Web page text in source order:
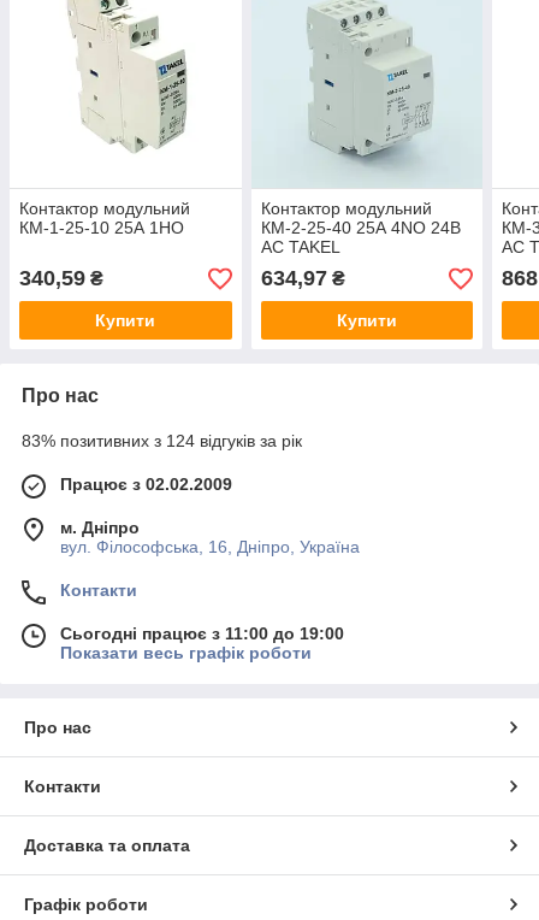
Контактор модульний
КМ-1-25-10 25А 1НО
340,59 ₴
Купити
Контактор модульний
КМ-2-25-40 25А 4NO 24В
AC TAKEL
634,97₴
Купити
КМ-
AC
Про нас
83% позитивних з 124 відгуків за рік
Працює з 02.02.2009
м. Дніпро
вул. Філософська, 16, Дніпро, Україна
Контакти
Сьогодні працює з 11:00 до 19:00
Показати весь графік роботи
Про нас
Контакти
Доставка та оплата
Графік роботи